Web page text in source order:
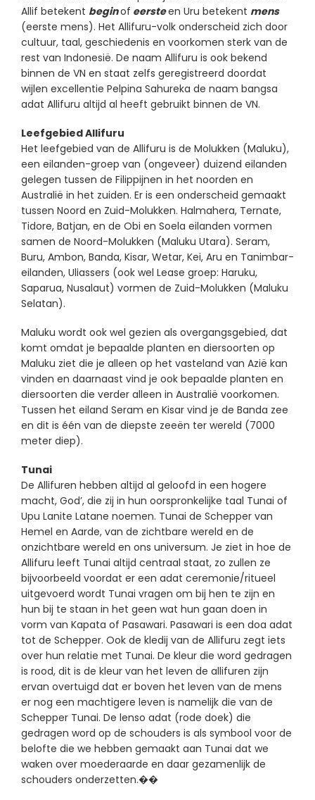
Allif betekent beginof eersteen Uru betekent mens
(eerste mens). Het Allifuru-volk onderscheid zich door
cultuur, taal, geschiedenis en voorkomen sterk van de
rest van Indonesië. De naam Allifuru is ook bekend
binnen de VN en staat zelfs geregistreerd doordat
wijlen excellentie Pelpina Sahureka de naam bangsa
adat Allifuru altijd al heeft gebruikt binnen de VN.
Leefgebied Allifuru
Het leefgebied van de Allifuru is de Molukken (Maluku),
een eilanden-groep van (ongeveer) duizend eilanden
gelegen tussen de Filippijnen in het noorden en
Australië in het zuiden. Er is een onderscheid gemaakt
tussen Noord en Zuid-Molukken. Halmahera, Ternate,
Tidore, Batjan, en de Obi en Soela eilanden vormen
samen de Noord-Molukken (Maluku Utara). Seram,
Buru, Ambon, Banda, Kisar, Wetar, Kei, Aru en Tanimbar-
eilanden, Uliassers (ook wel Lease groep: Haruku,
Saparua, Nusalaut) vormen de Zuid-Molukken (Maluku
Selatan).
Maluku wordt ook wel gezien als overgangsgebied, dat
komt omdat je bepaalde planten en diersoorten op
Maluku ziet die je alleen op het vasteland van Azië kan
vinden en daarnaast vind je ook bepaalde planten en
diersoorten die verder alleen in Australië voorkomen.
Tussen het eiland Seram en Kisar vind je de Banda zee
en dit is één van de diepste zeeën ter wereld (7000
meter diep).
Tunai
De Allifuren hebben altijd al geloofd in een hogere
macht, God’, die zij in hun oorspronkelijke taal Tunai of
Upu Lanite Latane noemen. Tunai de Schepper van
Hemel en Aarde, van de zichtbare wereld en de
onzichtbare wereld en ons universum. Je ziet in hoe de
Allifuru leeft Tunai altijd centraal staat, zo zullen ze
bijvoorbeeld voordat er een adat ceremonie/ritueel
uitgevoerd wordt Tunai vragen om bij hen te zijn en
hun bij te staan in het geen wat hun gaan doen in
vorm van Kapata of Pasawari. Pasawari is een doa adat
tot de Schepper. Ook de kledij van de Allifuru zegt iets
over hun relatie met Tunai. De kleur die word gedragen
is rood, dit is de kleur van het leven de allifuren zijn
ervan overtuigd dat er boven het leven van de mens
er nog een machtigere leven is namelijk die van de
Schepper Tunai. De lenso adat (rode doek) die
gedragen word op de schouders is als symbool voor de
belofte die we hebben gemaakt aan Tunai dat we
waken over moederaarde en daar gezamenlijk de
schouders onderzetten.��